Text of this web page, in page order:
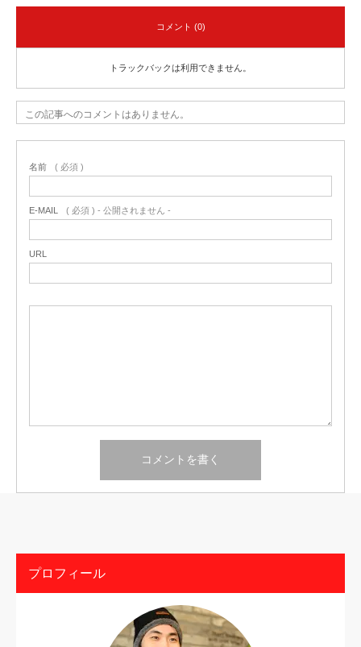
コメント (0)
トラックバックは利用できません。
この記事へのコメントはありません。
名前 ( 必須 )
E-MAIL ( 必須 ) - 公開されません -
URL
プロフィール